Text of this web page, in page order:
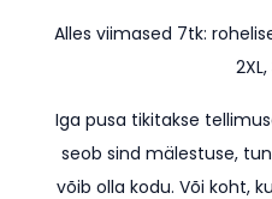
Alles viimased 7tk:
2XL,
Iga pusa tikitakse
seob sind mälestuse,
võib olla kodu. Või koht,